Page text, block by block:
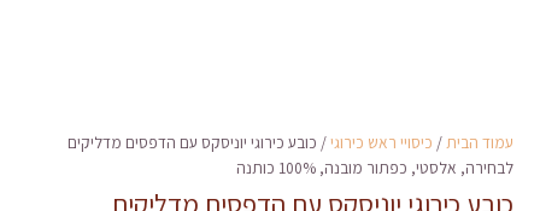
עמוד הבית / כיסויי ראש כירוגי/ כובע כירוגי יוניסקס עם הדפסים מדליקים
לבחירה, אלסטי, כפתור מובנה, 100% כותנה
כובע כירוגי יוניסקס עם הדפסים מדליקים